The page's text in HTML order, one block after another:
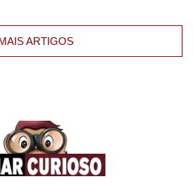
ARTIGOS